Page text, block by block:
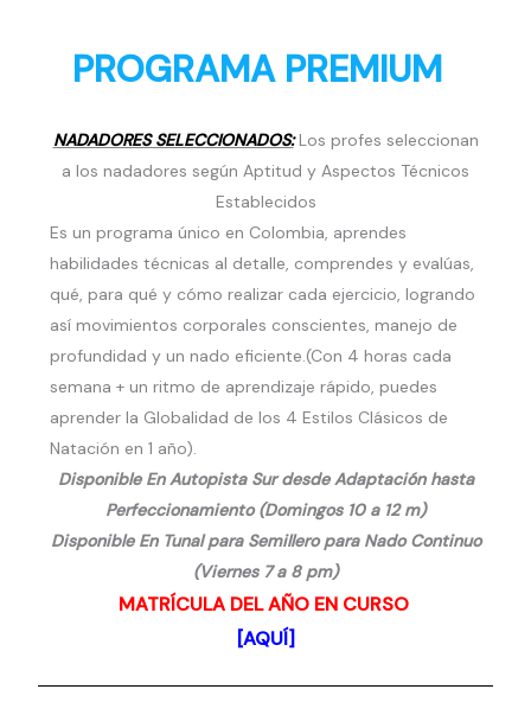
PROGRAMA PREMIUM
NADADORES SELECCIONADOS:Los profes seleccionan
a los nadadores según Aptitud y Aspectos Técnicos
Establecidos
Es un programa único en Colombia, aprendes
habilidades técnicas al detalle, comprendes y evalúas,
qué, para qué y cómo realizar cada ejercicio, logrando
así movimientos corporales conscientes, manejo de
profundidad y un nado eficiente.(Con 4 horas cada
semana + un ritmo de aprendizaje rápido, puedes
aprender la Globalidad de los 4 Estilos Clásicos de
Natación en 1 año).
Disponible En Autopista Sur desde Adaptación hasta
Perfeccionamiento (Domingos 10 a 12 m)
Disponible En Tunal para Semillero para Nado Continuo
(Viernes 7 a 8 pm)
MATRÍCULA DEL AÑO EN CURSO
[AQUÍ]